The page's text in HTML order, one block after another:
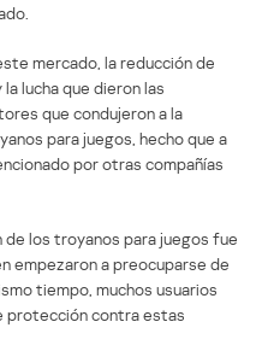
mercado, la reducción de
lucha que dieron las
que condujeron a la
para juegos, hecho que a
por otras compañías
los troyanos para juegos fue
empezaron a preocuparse de
tiempo, muchos usuarios
protección contra estas